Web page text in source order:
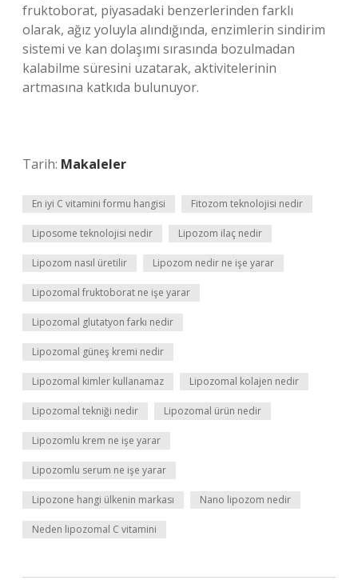
fruktoborat, piyasadaki benzerlerinden farklı
olarak, ağız yoluyla alındığında, enzimlerin sindirim
sistemi ve kan dolaşımı sırasında bozulmadan
kalabilme süresini uzatarak, aktivitelerinin
artmasına katkıda bulunuyor.
Tarih: Makaleler
En iyi C vitamini formu hangisi Fitozom teknolojisi nedir
Liposome teknolojisi nedir Lipozom ilaç nedir
Lipozom nasıl üretilir Lipozom nedir ne işe yarar
Lipozomal fruktoborat ne işe yarar
Lipozomal glutatyon farkı nedir
Lipozomal güneş kremi nedir
Lipozomal kimler kullanamaz Lipozomal kolajen nedir
Lipozomal tekniği nedir Lipozomal ürün nedir
Lipozomlu krem ne işe yarar
Lipozomlu serum ne işe yarar
Lipozone hangi ülkenin markası Nano lipozom nedir
Neden lipozomal C vitamini